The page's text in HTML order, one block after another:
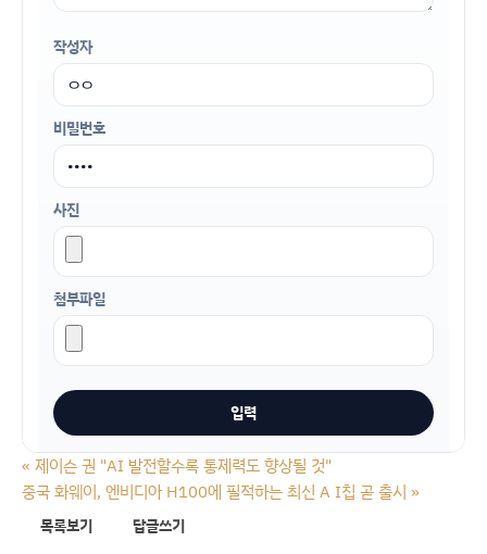
작성자
비밀번호
사진
첨부파일
« 제이슨 권 "AI 발전할수록 통제력도 향상될 것"
중국 화웨이, 엔비디아 H100에 필적하는 최신 A I칩 곧 출시 »
목록보기
답글쓰기